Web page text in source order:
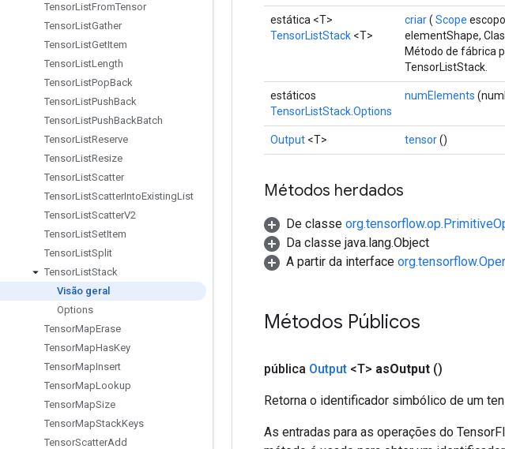
TensorListFromTensor
TensorListGather
TensorListGetItem
TensorListLength
TensorListPopBack
TensorListPushBack
TensorListPushBackBatch
TensorListReserve
TensorListResize
TensorListScatter
TensorListScatterIntoExistingList
TensorListScatterV2
TensorListSetItem
TensorListSplit
TensorListStack
Visão geral
Options
TensorMapErase
TensorMapHasKey
TensorMapInsert
TensorMapLookup
TensorMapSize
TensorMapStackKeys
TensorScatterAdd
estática <T>
TensorListStack <T>
criar( Scope
elementShape,
Método de fábrica
TensorListStack.
estáticos
TensorListStack.Options
numElements
Output <T> tensor()
Métodos herdados
De classe
Da classe java.lang.Object
A partir da interface
Métodos Públicos
pública Output <T> asOutput ()
Retorna o identificador simbólico de um
As entradas para as operações do